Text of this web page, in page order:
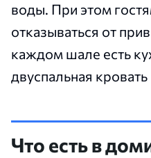
воды. При этом
отказываться от
каждом шале есть
двуспальная
Что есть в